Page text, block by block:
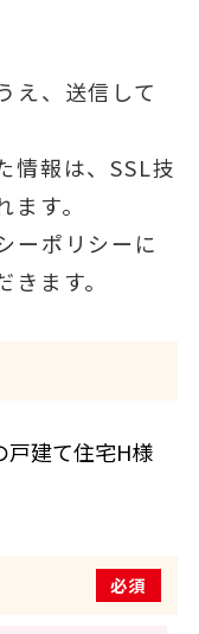
え、送信して
情報は、SSL技
す。
ーポリシーに
ます。
必須